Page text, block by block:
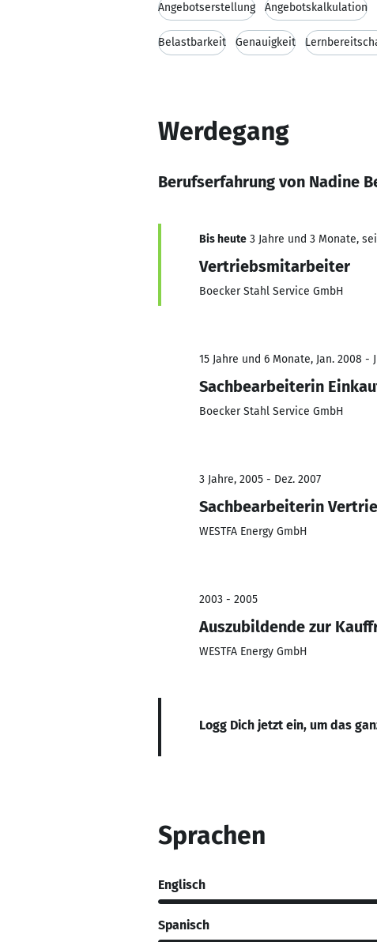
Angebotserstellung Angebotskalkulation
Belastbarkeit Genauigkeit
Werdegang
Berufserfahrung von Nadine
Bis heute 3 Jahre und 3 Monate,
Vertriebsmitarbeiter
Boecker Stahl Service GmbH
15 Jahre und 6 Monate, Jan. 2008 -
Sachbearbeiterin
Boecker Stahl Service GmbH
3 Jahre, 2005 - Dez. 2007
Sachbearbeiterin
WESTFA Energy GmbH
2003 - 2005
Auszubildende zur
WESTFA Energy GmbH
Logg Dich jetzt ein, um das
Sprachen
Englisch
Spanisch